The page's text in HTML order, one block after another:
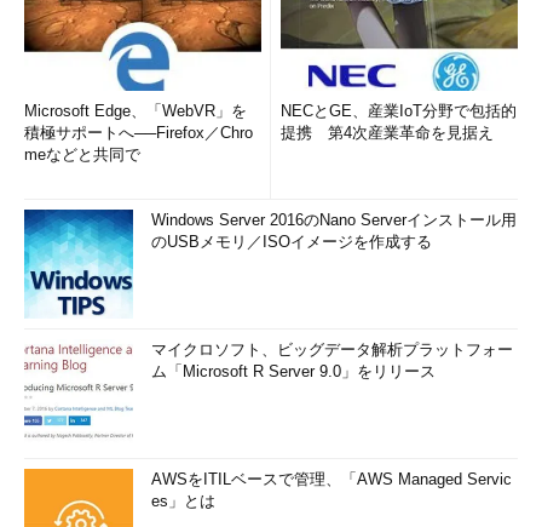
Microsoft Edge、「WebVR」を
積極サポートへ──Firefox／Chro
meなどと共同で
NECとGE、産業IoT分野で包括的
提携 第4次産業革命を見据え
Windows Server 2016のNano Serverインストール用
のUSBメモリ／ISOイメージを作成する
マイクロソフト、ビッグデータ解析プラットフォー
ム「Microsoft R Server 9.0」をリリース
AWSをITILベースで管理、「AWS Managed Servic
es」とは